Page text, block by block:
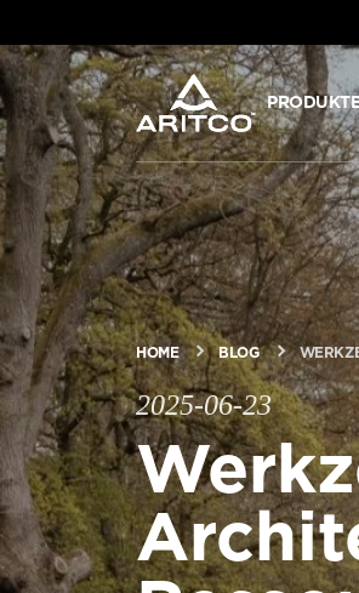
PRODUKTE
TOOLS UND DOKUMENTE
BLOG & NACHRICHTEN
ÜBER ARITCO
FÜR FACHLEUTE
Bestellen Sie ein Digital
HOME BLOG
2025-06-23